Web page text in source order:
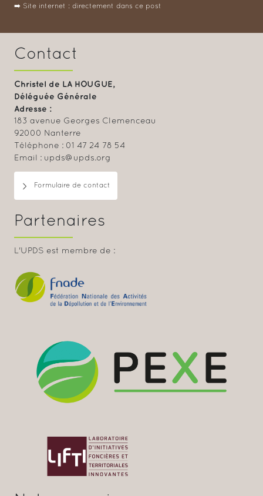
➡️ Site internet : directement dans ce post
Contact
Christel de LA HOUGUE,
Déléguée Générale
Adresse :
183 avenue Georges Clemenceau
92000 Nanterre
Téléphone : 01 47 24 78 54
Email : upds@upds.org
Formulaire de contact
Partenaires
L'UPDS est membre de :